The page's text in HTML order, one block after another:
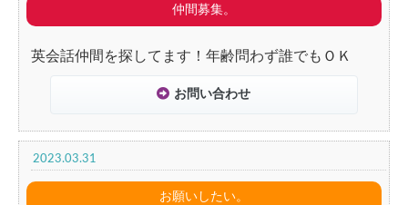
仲間募集。
英会話仲間を探してます！年齢問わず誰でもＯＫ
お問い合わせ
2023.03.31
お願いしたい。